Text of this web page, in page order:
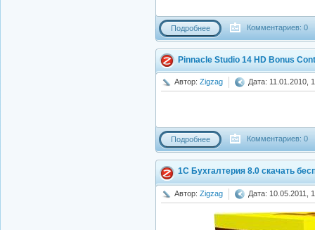
Подробнее Комментариев: 0
Pinnacle Studio 14 HD Bonus
Автор: Zigzag Дата: 11.01.2010,
Подробнее Комментариев: 0
1C Бухгалтерия 8.0 скачать
Автор: Zigzag Дата: 10.05.2011,